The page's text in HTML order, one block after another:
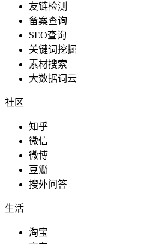
友链检测
备案查询
SEO查询
关键词挖掘
素材搜索
大数据词云
社区
知乎
微信
微博
豆瓣
搜外问答
生活
淘宝